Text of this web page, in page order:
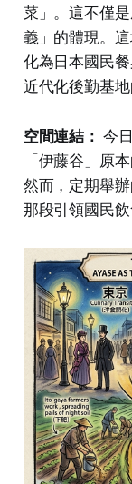
菜」。這不僅
義」的體現。
化為日本國民
近代化後勤基地
空間連結： 今
「伊藤谷」原
然而，定期舉
那段引領國民飲